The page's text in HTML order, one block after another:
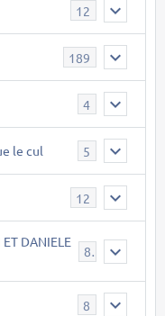
12
189
4
le cul 5
12
ET DANIELE
8
8